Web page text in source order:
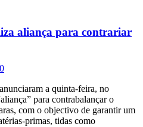
aliança para contrariar
0
a quinta-feira, no
para contrabalançar o
com o objectivo de garantir um
primas, tidas como